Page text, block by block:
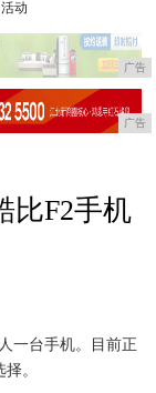
动
广告
广告
比F2手机
一台手机。目前正
。